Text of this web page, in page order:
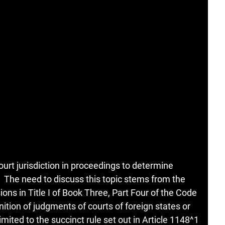
jurisdiction in proceedings to determine
need to discuss this topic stems from the
in Title I of Book Three, Part Four of the Code
of judgments of courts of foreign states or
to the succinct rule set out in Article 1148^1